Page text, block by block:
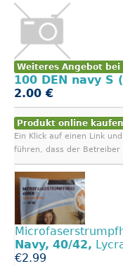
Weiteres Angebot bei
100 DEN navy S
2.00 €
Produkt online kaufen
Ein Klick auf einen Link
führen, dass der Betreiber
Navy, 40/42,
€2.99